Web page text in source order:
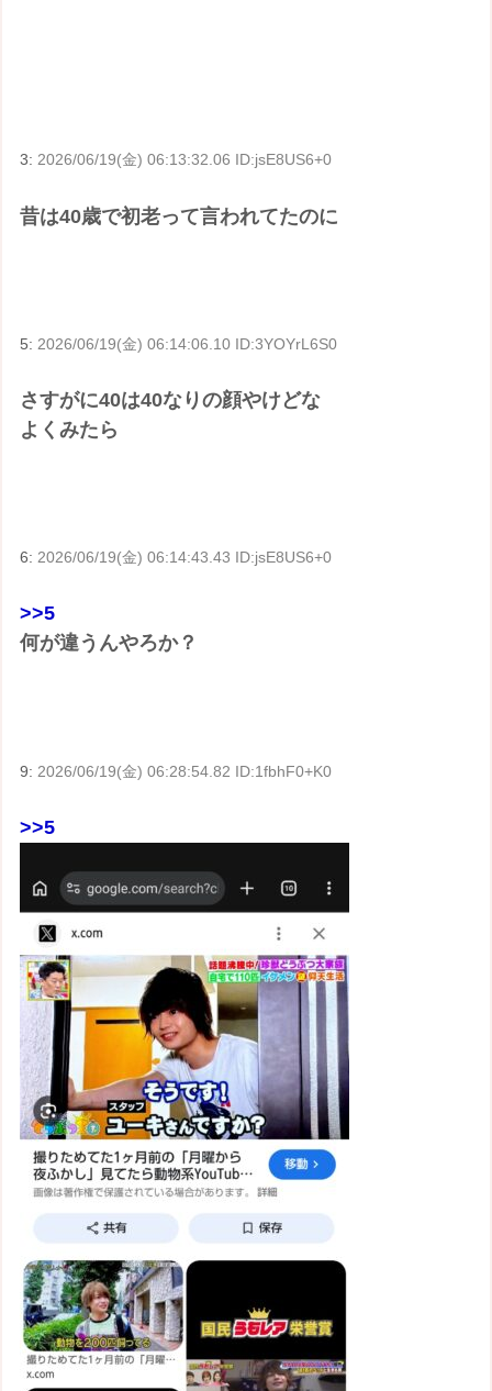
3:2026/06/19(金) 06:13:32.06 ID:jsE8US6+0
昔は40歳で初老って言われてたのに
5: 2026/06/19(金) 06:14:06.10 ID:3YOYrL6S0
さすがに40は40なりの顔やけどな
よくみたら
6:2026/06/19(金) 06:14:43.43 ID:jsE8US6+0
>>5
何が違うんやろか？
9: 2026/06/19(金) 06:28:54.82 ID:1fbhF0+K0
>>5